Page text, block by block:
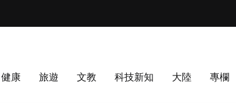
健康 旅遊 文教 科技新知 大陸 專欄